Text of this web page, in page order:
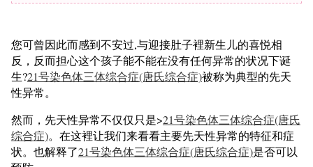
您可曾因此而感到不安过,与迎接肚子裡新生儿的喜悦相
反，反而担心这个孩子能不能在没有任何异常的状况下诞
生?21号染色体三体综合症(唐氏综合症)被称为典型的先天
性异常。
然而，先天性异常不仅仅只是>21号染色体三体综合症(唐氏
综合症)。在这裡让我们来看看主要先天性异常的特征和症
状。也解释了21号染色体三体综合症(唐氏综合症)是否可以